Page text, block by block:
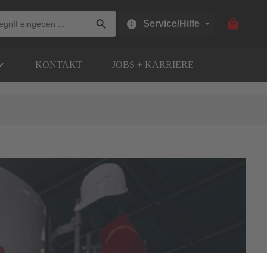
Service/Hilfe
KONTAKT JOBS + KARRIERE